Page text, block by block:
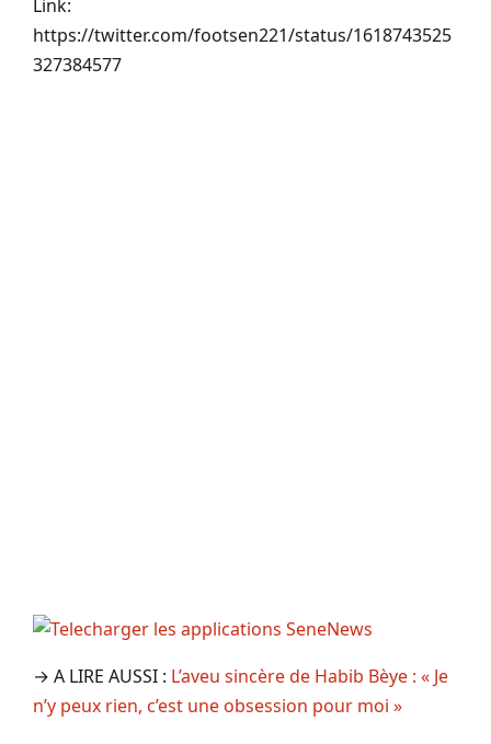
Link:
https://twitter.com/footsen221/status/1618743525
327384577
→ A LIRE AUSSI : L’aveu sincère de Habib Bèye : « Je
n’y peux rien, c’est une obsession pour moi »